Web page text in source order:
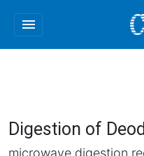
menu
Digestion of
microwave digestion